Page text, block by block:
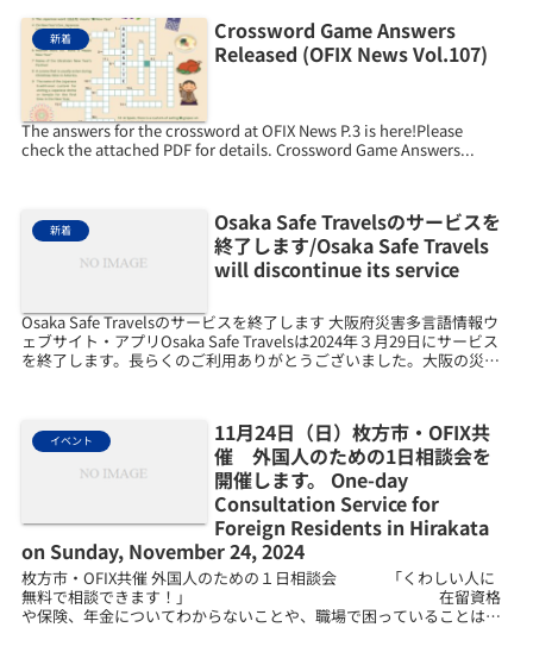
新着
Crossword Game Answers
Released (OFIX News Vol.107)
The answers for the crossword at OFIX News P.3 is here!Please
check the attached PDF for details. Crossword Game Answers...
新着
Osaka Safe Travelsのサービスを
終了します/Osaka Safe Travels
will discontinue its service
Osaka Safe Travelsのサービスを終了します 大阪府災害多言語情報ウ
ェブサイト・アプリOsaka Safe Travelsは2024年３月29日にサービス
を終了します。長らくのご利用ありがとうございました。大阪の災害
イベント
11月24日（日）枚方市・OFIX共
催 外国人のための1日相談会を
開催します。 One-day
Consultation Service for
Foreign Residents in Hirakata
on Sunday, November 24, 2024
枚方市・OFIX共催 外国人のための１日相談会 「くわしい人に
無料で相談できます！」 在留資格
や保険、年金についてわからないことや、職場で困っていることはあ